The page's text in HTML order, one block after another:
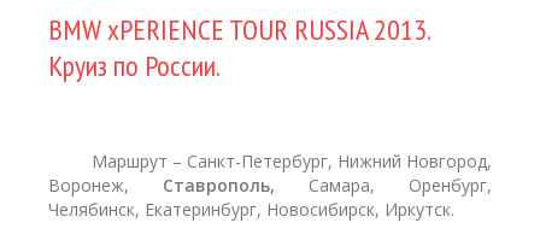
BMW xPERIENCE TOUR RUSSIA 2013.
Круиз по России.
Маршрут – Санкт-Петербург, Нижний Новгород,
Воронеж, Ставрополь, Самара, Оренбург,
Челябинск, Екатеринбург, Новосибирск, Иркутск.